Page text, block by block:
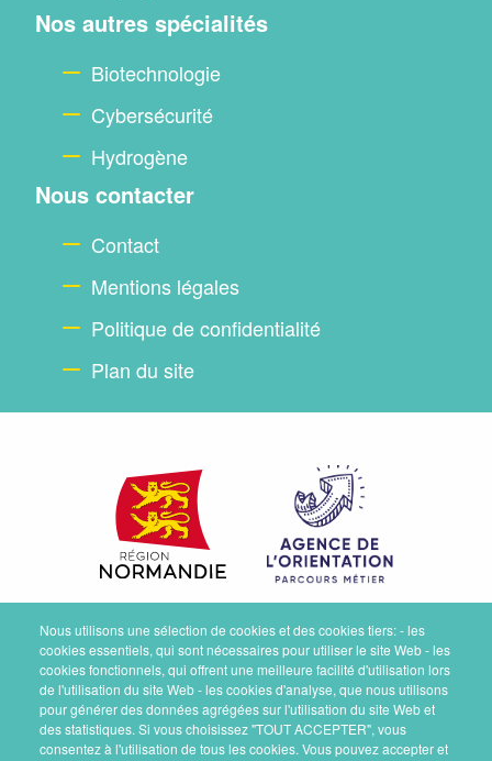
Nos autres spécialités
Biotechnologie
Cybersécurité
Hydrogène
Nous contacter
Contact
Mentions légales
Politique de confidentialité
Plan du site
Nous utilisons une sélection de cookies et des cookies tiers: - les
cookies essentiels, qui sont nécessaires pour utiliser le site Web - les
cookies fonctionnels, qui offrent une meilleure facilité d'utilisation lors
de l'utilisation du site Web - les cookies d'analyse, que nous utilisons
pour générer des données agrégées sur l'utilisation du site Web et
des statistiques. Si vous choisissez "TOUT ACCEPTER", vous
consentez à l'utilisation de tous les cookies. Vous pouvez accepter et